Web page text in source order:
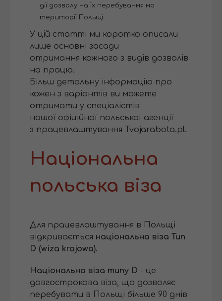
дії дозволу на їх перебування на
території Польщі.
У цій статті ми коротко описали
лише основні засади
отримання кожного з видів дозволів
на працю.
Більш детальну інформацію про
кожен з варіантів ви можете
отримати у спеціалістів
нашої офіційної польської агенції
з працевлаштування Tvojarabota.pl.
Національна
польська віза
Для працевлаштування в Польщі
відкривається національна віза Тип
D (wiza krajowa).
Національна віза типу D - це
довгострокова віза, що дозволяє
перебувати в Польщі більше 90 днів